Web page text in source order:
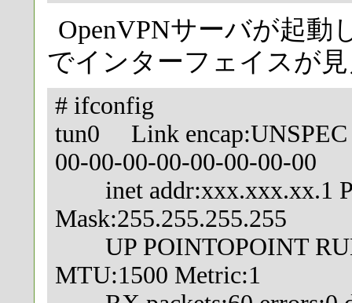
OpenVPNサーバが起
でインターフェイスが
# ifconfig
tun0 Link encap:UNSPEC
00-00-00-00-00-00-00-00
inet addr:xxx.xxx.xx.1
Mask:255.255.255.255
UP POINTOPOINT
MTU:1500 Metric:1